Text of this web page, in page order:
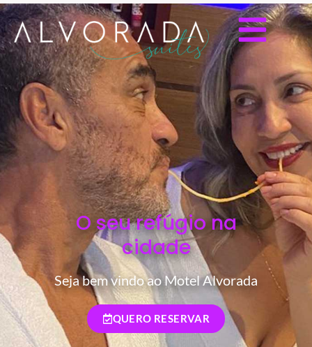
O seu refúgio na
cidade
Seja bem vindo ao Motel Alvorada
QUERO RESERVAR